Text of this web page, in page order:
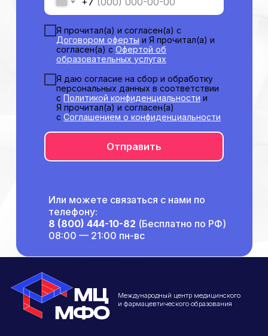
Я прочитал(а) и согласен(а) с
Договором оферты и Я прочитал(а) и
согласен(а) с Офертой об
образовательных услугах
Я даю согласие на сбор и обработку
персональных данных в соответствии
с Политикой конфиденциальности и
Я прочитал(а) и согласен(а)
с Соглашением о конфиденциальности
Отправить
Или можете связаться с нами по
телефону:
8 (800) 444-10-82 (Бесплатно по РФ)
08:00 — 21:00 пн-вс
Эндокринология
Детская нутрициология
Молекулярная нутрициология
О нашем центре
Основные сведения